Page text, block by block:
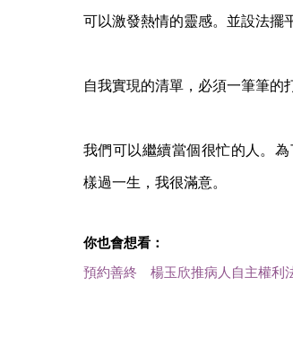
可以激發熱情的靈感。並設法擺
自我實現的清單，必須一筆筆的
我們可以繼續當個很忙的人。
樣過一生，我很滿意。
你也會想看：
預約善終 楊玉欣推病人自主權利